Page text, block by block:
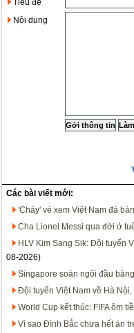
Tiêu đề
Nội dung
Các bài viết mới:
'Cháy' vé xem Việt Nam đá
Cha Lionel Messi qua đời ở
HLV Kim Sang Sik: Đội tuyển
08-2026)
Singapore soán ngôi đầu
Đội tuyển Việt Nam về Hà
World Cup kết thúc: FIFA ôm
Vì sao Đình Bắc chưa hết án